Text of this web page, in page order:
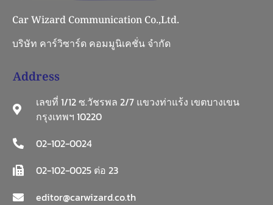
Car Wizard Communication Co.,Ltd.
บริษัท คาร์วิซาร์ด คอมมูนิเคชั่น จำกัด
Address
เลขที่ 1/12 ซ.วัชรพล 2/7 แขวงท่าแร้ง เขตบางเขน
กรุงเทพฯ 10220
02-102-0024
02-102-0025 ต่อ 23
editor@carwizard.co.th